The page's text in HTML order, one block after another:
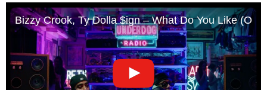
Bizzy Crook, Ty Dolla $ign – What Do You Like